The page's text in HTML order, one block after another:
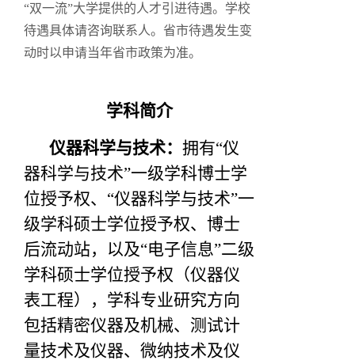
“双一流”大学提供的人才引进待遇。学校
待遇具体请咨询联系人。省市待遇发生变
动时以申请当年省市政策为准。
学科简介
仪器科学与技术： 拥有“仪
器科学与技术”一级学科博士学
位授予权、“仪器科学与技术”一
级学科硕士学位授予权、博士
后流动站，以及“电子信息”二级
学科硕士学位授予权（仪器仪
表工程），学科专业研究方向
包括精密仪器及机械、测试计
量技术及仪器、微纳技术及仪